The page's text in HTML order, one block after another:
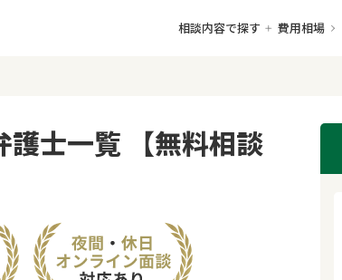
相談内容で探す 費用相場
護士一覧 【無料相談